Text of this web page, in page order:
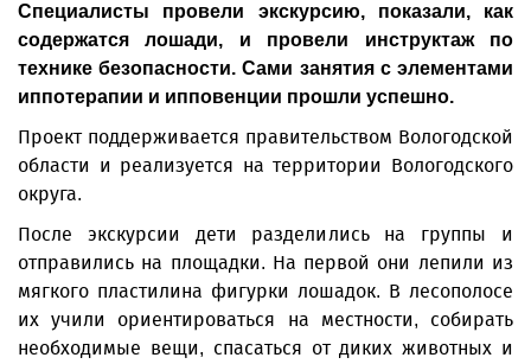
Специалисты провели экскурсию, показали, как
содержатся лошади, и провели инструктаж по
технике безопасности. Сами занятия с элементами
иппотерапии и ипповенции прошли успешно.
Проект поддерживается правительством Вологодской
области и реализуется на территории Вологодского
округа.
После экскурсии дети разделились на группы и
отправились на площадки. На первой они лепили из
мягкого пластилина фигурки лошадок. В лесополосе
их учили ориентироваться на местности, собирать
необходимые вещи, спасаться от диких животных и